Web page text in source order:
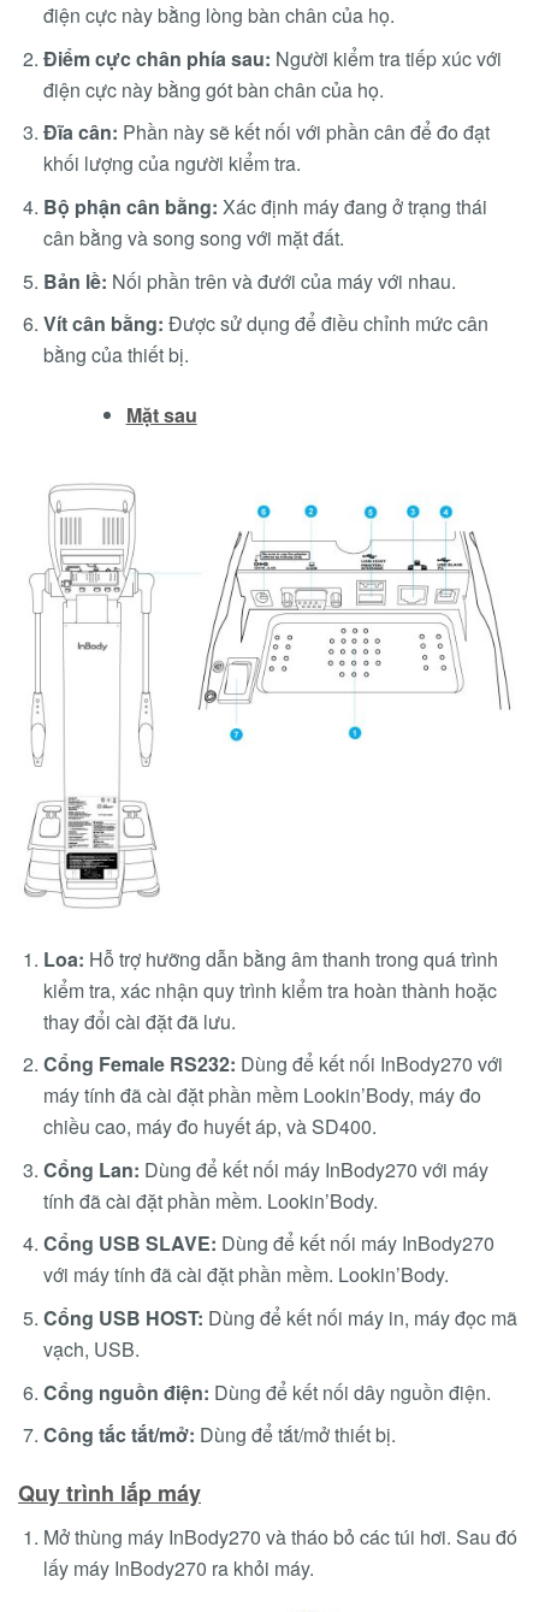
điện cực này bằng lòng bàn chân của họ.
Điểm cực chân phía sau: Người kiểm tra tiếp xúc với
điện cực này bằng gót bàn chân của họ.
Đĩa cân: Phần này sẽ kết nối với phần cân để đo đạt
khối lượng của người kiểm tra.
Bộ phận cân bằng: Xác định máy đang ở trạng thái
cân bằng và song song với mặt đất.
Bản lề: Nối phần trên và đưới của máy với nhau.
Vít cân bằng: Được sử dụng để điều chỉnh mức cân
bằng của thiết bị.
Mặt sau
Loa: Hỗ trợ hưỡng dẫn bằng âm thanh trong quá trình
kiểm tra, xác nhận quy trình kiểm tra hoàn thành hoặc
thay đổi cài đặt đã lưu.
Cổng Female RS232: Dùng để kết nối InBody270 với
máy tính đã cài đặt phần mềm Lookin’Body, máy đo
chiều cao, máy đo huyết áp, và SD400.
Cổng Lan: Dùng để kết nối máy InBody270 với máy
tính đã cài đặt phần mềm. Lookin’Body.
Cổng USB SLAVE: Dùng để kết nối máy InBody270
với máy tính đã cài đặt phần mềm. Lookin’Body.
Cổng USB HOST: Dùng để kết nối máy in, máy đọc mã
vạch, USB.
Cổng nguồn điện: Dùng để kết nối dây nguồn điện.
Công tắc tắt/mở: Dùng để tắt/mở thiết bị.
Quy trình lắp máy
Mở thùng máy InBody270 và tháo bỏ các túi hơi. Sau đó
lấy máy InBody270 ra khỏi máy.